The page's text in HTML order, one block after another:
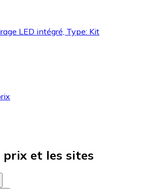
LED intégré, Type: Kit
prix et les sites